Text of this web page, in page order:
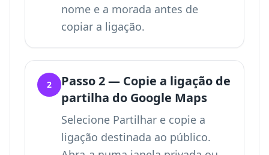
nome e a morada antes de
copiar a ligação.
2
Passo 2 — Copie a ligação de
partilha do Google Maps
Selecione Partilhar e copie a
ligação destinada ao público.